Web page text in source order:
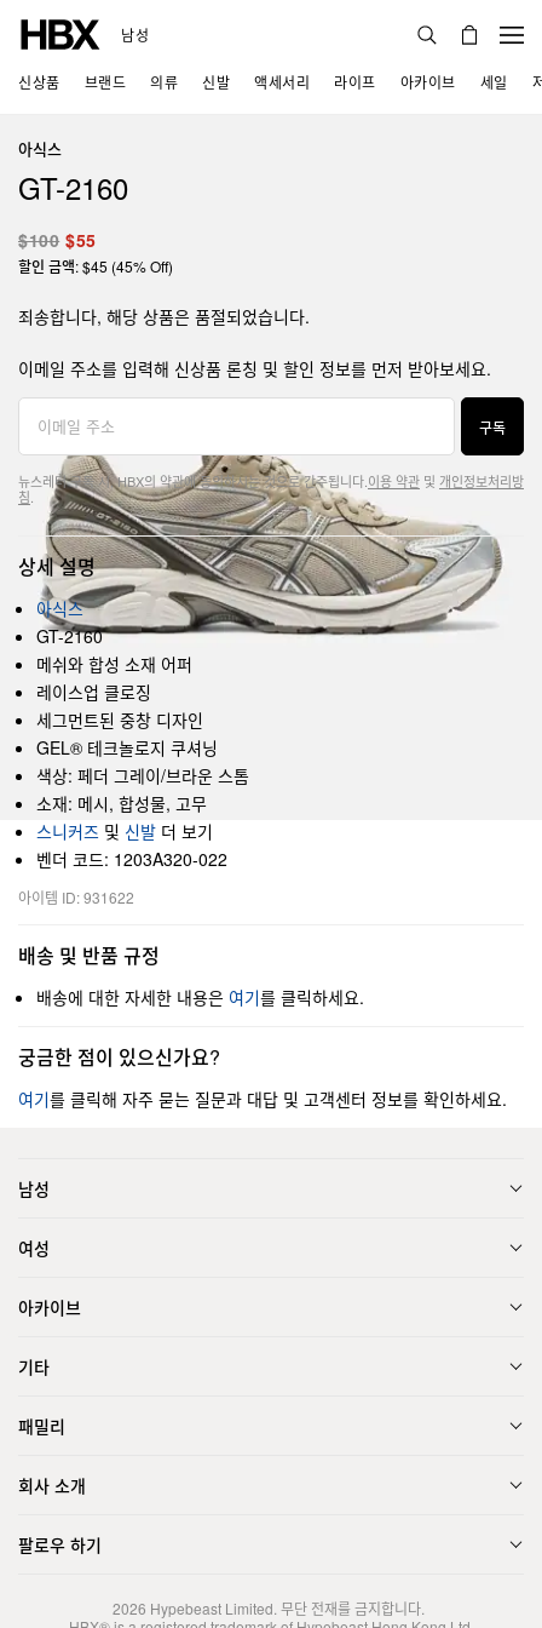
남성
신상품 브랜드 의류 신발 액세서리 라이프 아카이브 세일
아식스
GT-2160
$100 $55
할인 금액: $45 (45% Off)
죄송합니다, 해당 상품은 품절되었습니다.
이메일 주소를 입력해 신상품 론칭 및 할인 정보를 먼저 받아보세요.
구독
뉴스레터 구독 시, HBX의 약관에 동의하시는 것으로 간주됩니다. 이용 약관 및 개인정보처리방
침
상세 설명
아식스
GT-2160
메쉬와 합성 소재 어퍼
레이스업 클로징
세그먼트된 중창 디자인
GEL® 테크놀로지 쿠셔닝
색상: 페더 그레이/브라운 스톰
소재: 메시, 합성물, 고무
스니커즈 및 신발 더 보기
벤더 코드: 1203A320-022
아이템 ID: 931622
배송 및 반품 규정
배송에 대한 자세한 내용은 여기를 클릭하세요.
궁금한 점이 있으신가요?
여기를 클릭해 자주 묻는 질문과 대답 및 고객센터 정보를 확인하세요.
남성
여성
아카이브
기타
패밀리
회사 소개
팔로우 하기
2026 Hypebeast Limited. 무단 전재를 금지합니다.